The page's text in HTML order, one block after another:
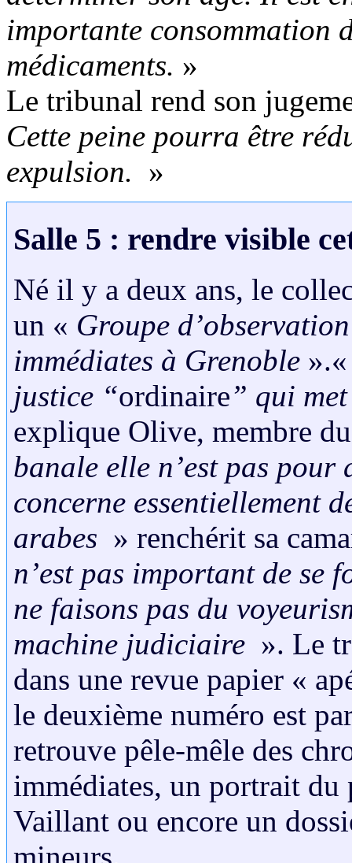
importante consommation
médicaments. »
Le tribunal rend son
Cette peine pourra être
expulsion. »
Salle 5 : rendre visible
Né il y a deux ans, le
un « Groupe
immédiates à Grenoble
justice “ordinaire” qui
explique Olive, membre
banale elle n’est pas
concerne essentiellement
arabes » renchérit sa
n’est pas important de se
ne faisons pas du
machine judiciaire ». Le
dans une revue papier «
le deuxième numéro est
retrouve pêle-mêle des
immédiates, un portrait
Vaillant ou encore un